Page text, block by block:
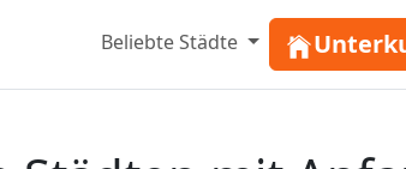
Beliebte Städte